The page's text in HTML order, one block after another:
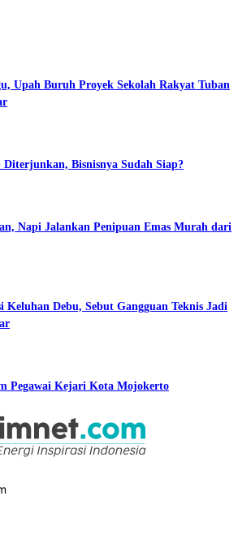
Upah Buruh Proyek Sekolah Rakyat Tuban
Diterjunkan, Bisnisnya Sudah Siap?
Napi Jalankan Penipuan Emas Murah dari
Debu, Sebut Gangguan Teknis Jadi
Pegawai Kejari Kota Mojokerto